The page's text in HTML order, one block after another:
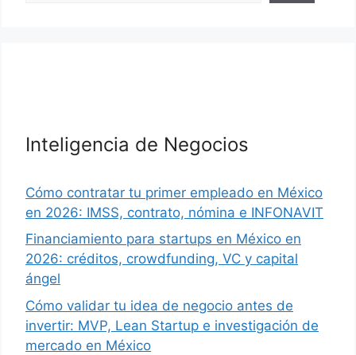
Inteligencia de Negocios
Cómo contratar tu primer empleado en México
en 2026: IMSS, contrato, nómina e INFONAVIT
Financiamiento para startups en México en
2026: créditos, crowdfunding, VC y capital
ángel
Cómo validar tu idea de negocio antes de
invertir: MVP, Lean Startup e investigación de
mercado en México